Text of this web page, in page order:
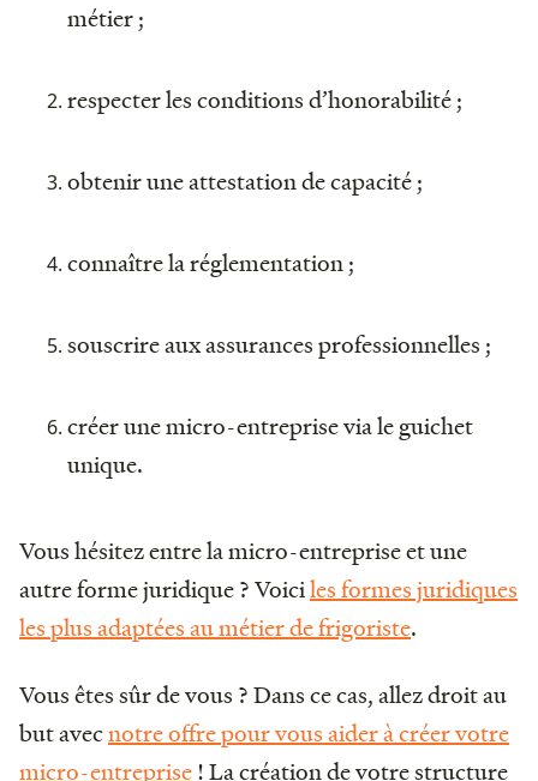
métier ;
respecter les conditions d’honorabilité ;
obtenir une attestation de capacité ;
connaître la réglementation ;
souscrire aux assurances professionnelles ;
créer une micro-entreprise via le guichet
unique.
Vous hésitez entre la micro-entreprise et une
autre forme juridique ? Voiciles formes juridiques
les plus adaptées au métier de frigoriste.
Vous êtes sûr de vous ? Dans ce cas, allez droit au
but avecnotre offre pour vous aider à créer votre
micro-entreprise! La création de votre structure